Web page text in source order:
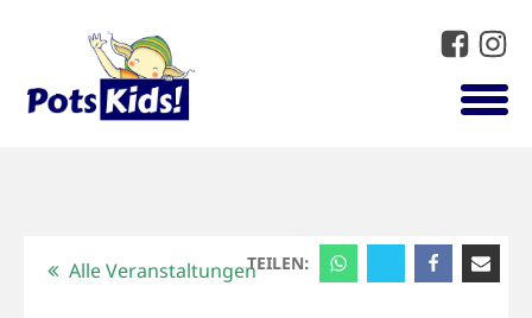
TEILEN:
Alle Veranstaltungen